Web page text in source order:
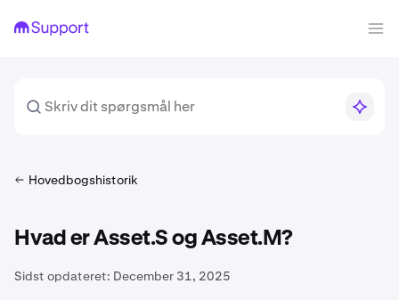
Hovedbogshistorik
Hvad er Asset.S og Asset.M?
Sidst opdateret: December 31, 2025